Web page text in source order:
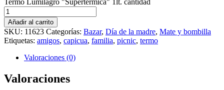
Añadir al carrito
SKU: 11623 Categorías: Bazar, Día de la madre, Mate y bombilla
Etiquetas: amigos, capicua, familia, picnic, termo
Valoraciones (0)
Valoraciones